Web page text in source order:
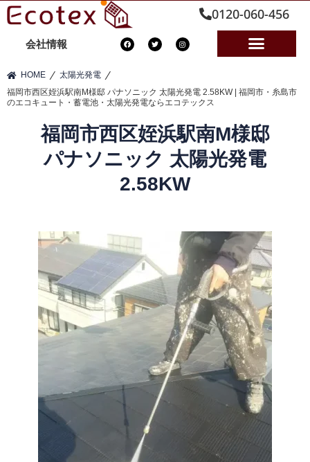
0120-060-456
会社情報
HOME ⁄ 太陽光発電 ⁄
福岡市西区姪浜駅南M様邸 パナソニック 太陽光発電 2.58KW | 福岡市・糸島市
のエコキュート・蓄電池・太陽光発電ならエコテックス
福岡市西区姪浜駅南M様邸
パナソニック 太陽光発電
2.58KW